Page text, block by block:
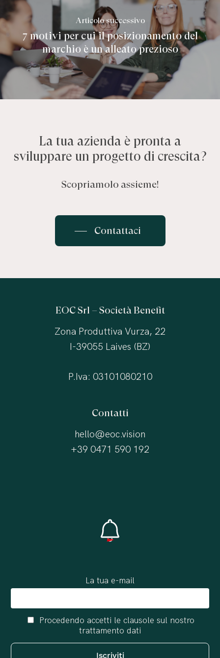
Articolo successivo
7 motivi per cui il posizionamento del
marchio è un alleato prezioso
La tua azienda è pronta a
sviluppare un progetto di crescita?
Scopriamolo assieme!
Contattaci
EOC Srl – Società Benefit
Zona Produttiva Vurza, 22
I-39055 Laives (BZ)
P.Iva: 03101080210
Contatti
hello@eoc.vision
+39 0471 590 192
La tua e-mail
Procedendo accetti le clausole sul nostro
trattamento dati